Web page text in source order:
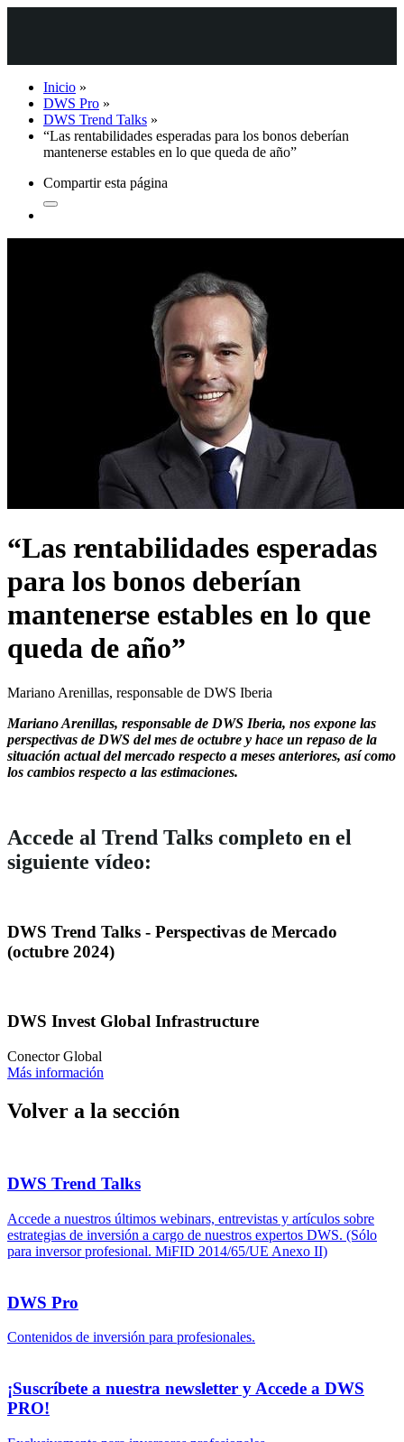
Inicio »
DWS Pro »
DWS Trend Talks »
“Las rentabilidades esperadas para los bonos deberían
mantenerse estables en lo que queda de año”
Compartir esta página
“Las rentabilidades esperadas
para los bonos deberían
mantenerse estables en lo que
queda de año”
Mariano Arenillas, responsable de DWS Iberia
Mariano Arenillas, responsable de DWS Iberia, nos expone las
perspectivas de DWS del mes de octubre y hace un repaso de la
situación actual del mercado respecto a meses anteriores, así como
los cambios respecto a las estimaciones.
Accede al Trend Talks completo en el
siguiente vídeo:
DWS Trend Talks - Perspectivas de Mercado
(octubre 2024)
DWS Invest Global Infrastructure
Conector Global
Más información
Volver a la sección
DWS Trend Talks
Accede a nuestros últimos webinars, entrevistas y artículos sobre
estrategias de inversión a cargo de nuestros expertos DWS. (Sólo
para inversor profesional. MiFID 2014/65/UE Anexo II)
DWS Pro
Contenidos de inversión para profesionales.
¡Suscríbete a nuestra newsletter y Accede a DWS
PRO!